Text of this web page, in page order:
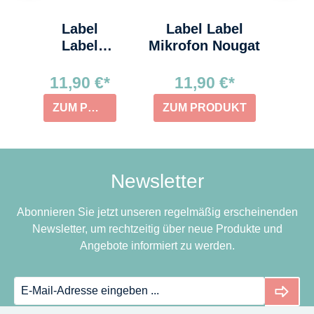
Label
Label
Rosa
11,90 €*
ZUM PRODUKT
Label Label
Mikrofon Nougat
11,90 €*
ZUM PRODUKT
Newsletter
Abonnieren Sie jetzt unseren regelmäßig erscheinenden
Newsletter, um rechtzeitig über neue Produkte und
Angebote informiert zu werden.